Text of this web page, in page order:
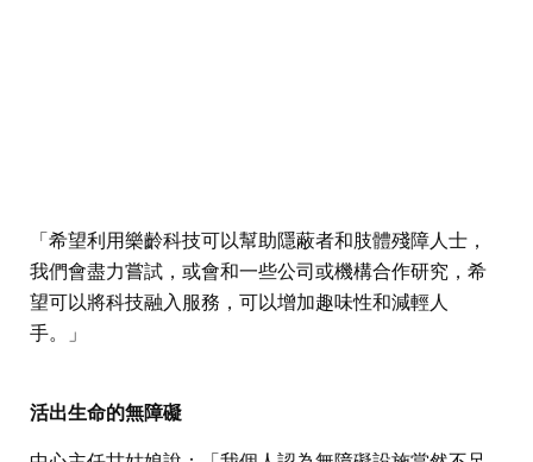
「希望利用樂齡科技可以幫助隱蔽者和肢體殘障人士，
我們會盡力嘗試，或會和一些公司或機構合作研究，希
望可以將科技融入服務，可以增加趣味性和減輕人
手。」
活出生命的無障礙